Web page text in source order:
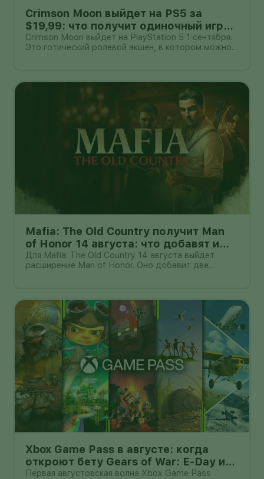
Crimson Moon выйдет на PS5 за
$19,99: что получит одиночный игрок
и пара в кооперативе
Crimson Moon выйдет на PlayStation 5 1 сентября.
Это готический ролевой экшен, в котором можно
рынка: стоимость в другом рег
Mafia: The Old Country получит Man
of Honor 14 августа: что добавят и
кому нужна базовая игра
Для Mafia: The Old Country 14 августа выйдет
расширение Man of Honor. Оно добавит две
Дополнение не является самостоятельной иг
Xbox Game Pass в августе: когда
откроют бету Gears of War: E-Day и
какие игры добавят
Первая августовская волна Xbox Game Pass